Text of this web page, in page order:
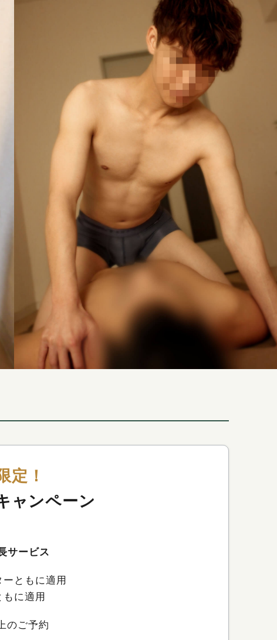
定！
ャンペーン
サービス
ともに適用
に適用
のご予約